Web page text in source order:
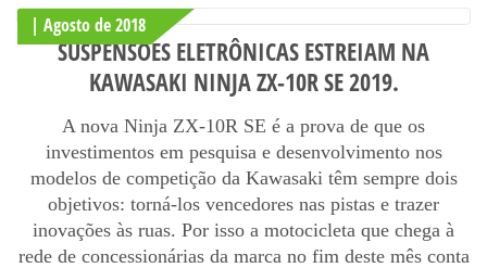
| Agostode2018
SUSPENSÕES ELETRÔNICAS ESTREIAM NA
KAWASAKI NINJA ZX-10R SE 2019.
A nova Ninja ZX-10R SE é a prova de que os
investimentos em pesquisa e desenvolvimento nos
modelos de competição da Kawasaki têm sempre dois
objetivos: torná-los vencedores nas pistas e trazer
inovações às ruas. Por isso a motocicleta que chega à
rede de concessionárias da marca no fim deste mês conta